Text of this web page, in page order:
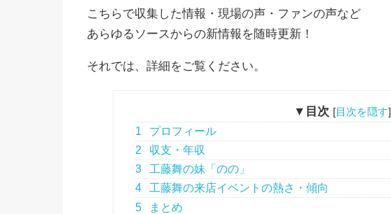
こちらで収集した情報・現場の声・ファンの声など
あらゆるソースからの新情報を随時更新！
それでは、詳細をご覧ください。
▼目次 [目次を隠す]
1
プロフィール
2
収支・年収
3
工藤舞の妹「のの」
4
工藤舞の来店イベントの熱さ・傾向
5
まとめ